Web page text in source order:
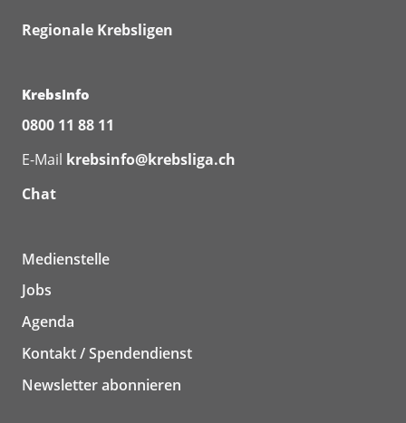
Regionale Krebsligen
KrebsInfo
0800 11 88 11
E-Mail krebsinfo@krebsliga.ch
Chat
Medienstelle
Jobs
Agenda
Kontakt / Spendendienst
Newsletter abonnieren